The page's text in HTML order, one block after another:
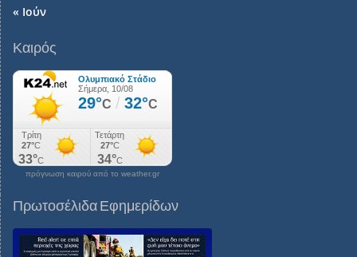
« Ιούν
Καιρός
πρόγνωση καιρού από το weather.gr
Πρωτοσέλιδα Εφημερίδων